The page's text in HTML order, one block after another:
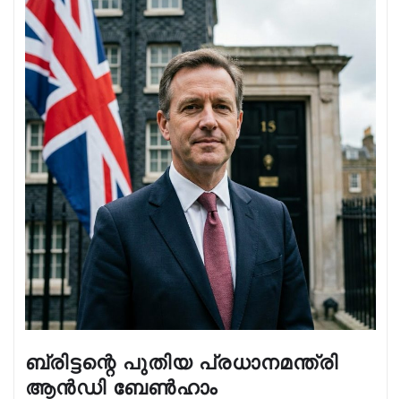
ബ്രിട്ടന്റെ പുതിയ പ്രധാനമന്ത്രി
ആൻഡി ബേൺഹാം